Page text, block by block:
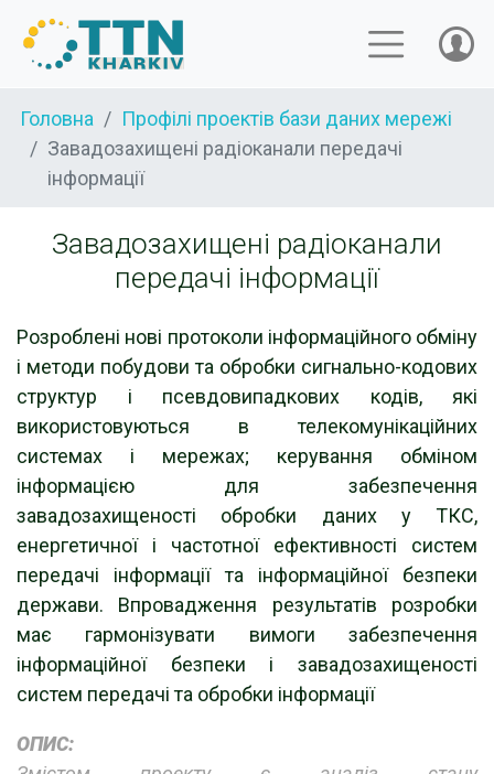
Головна
Профілі проектів бази даних мережі
Завадозахищені радіоканали передачі
інформації
Завадозахищені радіоканали
передачі інформації
Розроблені нові протоколи інформаційного обміну
і методи побудови та обробки сигнально-кодових
структур і псевдовипадкових кодів, які
використовуються в телекомунікаційних
системах і мережах; керування обміном
інформацією для забезпечення
завадозахищеності обробки даних у ТКС,
енергетичної і частотної ефективності систем
передачі інформації та інформаційної безпеки
держави. Впровадження результатів розробки
має гармонізувати вимоги забезпечення
інформаційної безпеки і завадозахищеності
систем передачі та обробки інформації
ОПИС: